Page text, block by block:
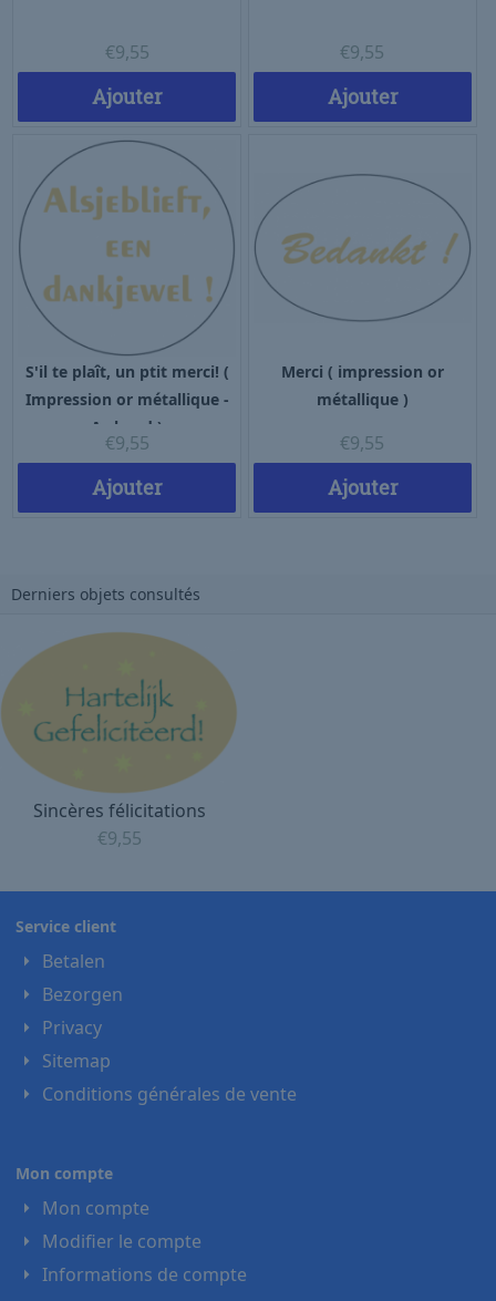
€9,55
Ajouter
€9,55
Ajouter
S'il te plaît, un ptit merci! (
Impression or métallique -
A chaud )
€9,55
Ajouter
Merci ( impression or
métallique )
€9,55
Ajouter
Derniers objets consultés
Sincères félicitations
€9,55
Service client
Betalen
Bezorgen
Privacy
Sitemap
Conditions générales de vente
Mon compte
Mon compte
Modifier le compte
Informations de compte